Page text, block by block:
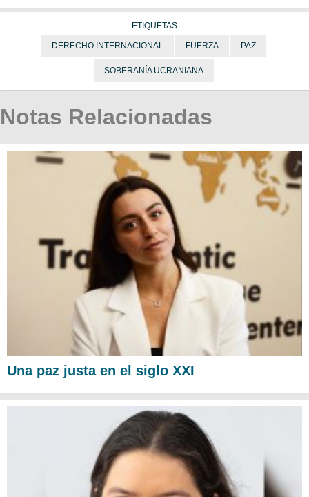
ETIQUETAS
DERECHO INTERNACIONAL FUERZA PAZ
SOBERANÍA UCRANIANA
Notas Relacionadas
Una paz justa en el siglo XXI